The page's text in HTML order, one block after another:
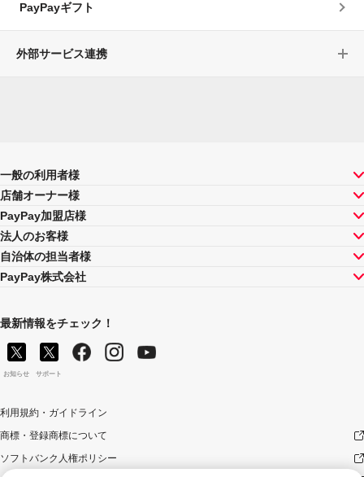
PayPayギフト
外部サービス連携
一般の利用者様
店舗オーナー様
PayPay加盟店様
法人のお客様
自治体の担当者様
PayPay株式会社
最新情報をチェック！
お知らせ サポート
利用規約・ガイドライン
商標・登録商標について
ソフトバンク人権ポリシー